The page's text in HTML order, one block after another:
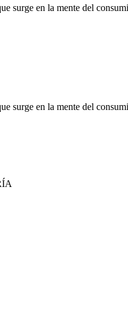
surge en la mente del
surge en la mente del